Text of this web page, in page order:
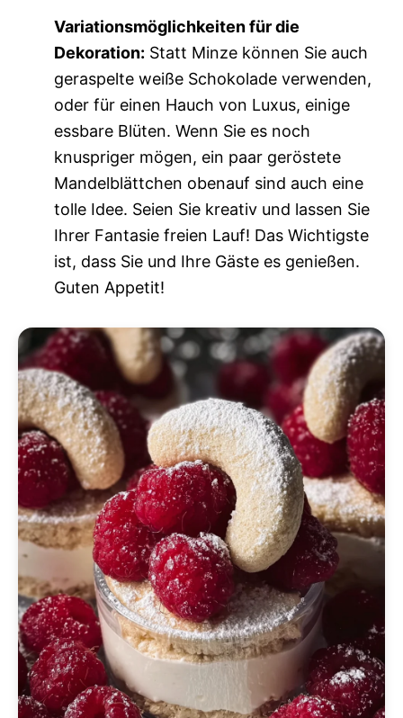
Variationsmöglichkeiten für die
Dekoration: Statt Minze können Sie auch
geraspelte weiße Schokolade verwenden,
oder für einen Hauch von Luxus, einige
essbare Blüten. Wenn Sie es noch
knuspriger mögen, ein paar geröstete
Mandelblättchen obenauf sind auch eine
tolle Idee. Seien Sie kreativ und lassen Sie
Ihrer Fantasie freien Lauf! Das Wichtigste
ist, dass Sie und Ihre Gäste es genießen.
Guten Appetit!